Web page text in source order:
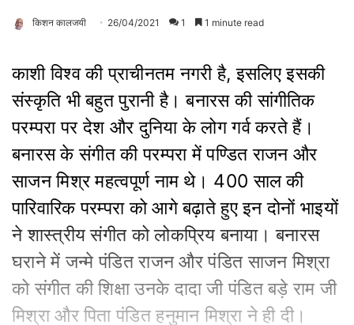
किशन कालजयी 26/04/2021 1 1 minute read
काशी विश्व की प्राचीनतम नगरी है, इसलिए इसकी
संस्कृति भी बहुत पुरानी है। बनारस की सांगीतिक
परम्परा पर देश और दुनिया के लोग गर्व करते हैं।
बनारस के संगीत की परम्परा में पण्डित राजन और
साजन मिश्र महत्वपूर्ण नाम थे। 400 साल की
पारिवारिक परम्परा को आगे बढ़ाते हुए इन दोनों भाइयों
ने शास्त्रीय संगीत को लोकप्रिय बनाया। बनारस
घराने में जन्मे पंडित राजन और पंडित साजन मिश्रा
को संगीत की शिक्षा उनके दादा जी पंडित बड़े राम जी
मिश्रा और पिता पंडित हनुमान मिश्रा ने ही दी।